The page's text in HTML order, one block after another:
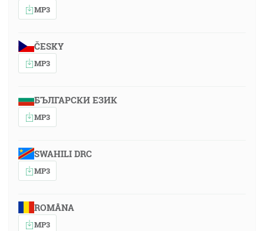
MP3
ČESKY
MP3
БЪЛГАРСКИ ЕЗИК
MP3
SWAHILI DRC
MP3
ROMÂNA
MP3